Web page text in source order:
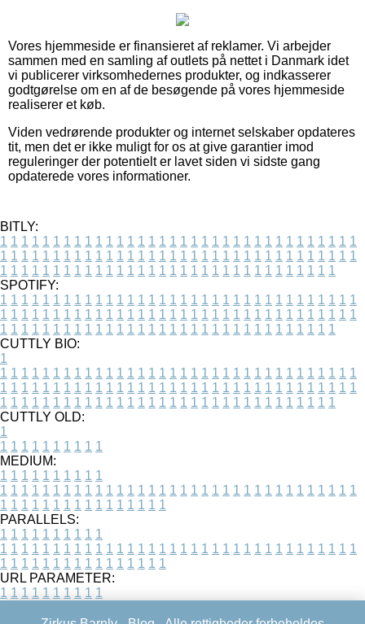
Vores hjemmeside er finansieret af reklamer. Vi arbejder
sammen med en samling af outlets på nettet i Danmark idet
vi publicerer virksomhedernes produkter, og indkasserer
godtgørelse om en af de besøgende på vores hjemmeside
realiserer et køb.
Viden vedrørende produkter og internet selskaber opdateres
tit, men det er ikke muligt for os at give garantier imod
reguleringer der potentielt er lavet siden vi sidste gang
opdaterede vores informationer.
BITLY:
1 1 1 1 1 1 1 1 1 1 1 1 1 1 1 1 1 1 1 1 1 1 1 1 1 1 1 1 1 1 1 1 1 1
1 1 1 1 1 1 1 1 1 1 1 1 1 1 1 1 1 1 1 1 1 1 1 1 1 1 1 1 1 1 1 1 1 1
1 1 1 1 1 1 1 1 1 1 1 1 1 1 1 1 1 1 1 1 1 1 1 1 1 1 1 1 1 1 1 1
SPOTIFY:
1 1 1 1 1 1 1 1 1 1 1 1 1 1 1 1 1 1 1 1 1 1 1 1 1 1 1 1 1 1 1 1 1 1
1 1 1 1 1 1 1 1 1 1 1 1 1 1 1 1 1 1 1 1 1 1 1 1 1 1 1 1 1 1 1 1 1 1
1 1 1 1 1 1 1 1 1 1 1 1 1 1 1 1 1 1 1 1 1 1 1 1 1 1 1 1 1 1 1 1
CUTTLY BIO:
1
1 1 1 1 1 1 1 1 1 1 1 1 1 1 1 1 1 1 1 1 1 1 1 1 1 1 1 1 1 1 1 1 1 1
1 1 1 1 1 1 1 1 1 1 1 1 1 1 1 1 1 1 1 1 1 1 1 1 1 1 1 1 1 1 1 1 1 1
1 1 1 1 1 1 1 1 1 1 1 1 1 1 1 1 1 1 1 1 1 1 1 1 1 1 1 1 1 1 1 1
CUTTLY OLD:
1
1 1 1 1 1 1 1 1 1 1
MEDIUM:
1 1 1 1 1 1 1 1 1 1
1 1 1 1 1 1 1 1 1 1 1 1 1 1 1 1 1 1 1 1 1 1 1 1 1 1 1 1 1 1 1 1 1 1
1 1 1 1 1 1 1 1 1 1 1 1 1 1 1 1
PARALLELS:
1 1 1 1 1 1 1 1 1 1
1 1 1 1 1 1 1 1 1 1 1 1 1 1 1 1 1 1 1 1 1 1 1 1 1 1 1 1 1 1 1 1 1 1
1 1 1 1 1 1 1 1 1 1 1 1 1 1 1 1
URL PARAMETER:
1 1 1 1 1 1 1 1 1 1